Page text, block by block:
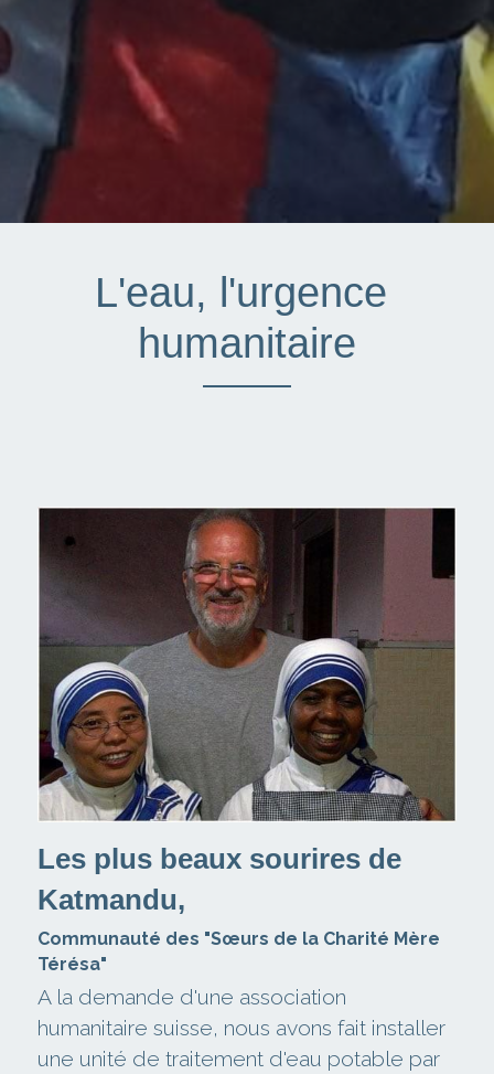
L'eau, l'urgence
humanitaire
Les plus beaux sourires de
Katmandu,
Communauté des "Sœurs de la Charité Mère
Térésa"
A la demande d'une association
humanitaire suisse, nous avons fait installer
une unité de traitement d'eau potable par